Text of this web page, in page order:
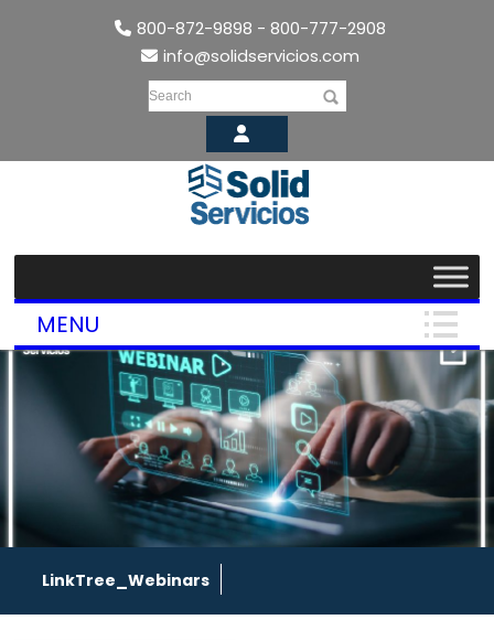
800-872-9898 - 800-777-2908
info@solidservicios.com
Search
MENU
LinkTree_Webinars